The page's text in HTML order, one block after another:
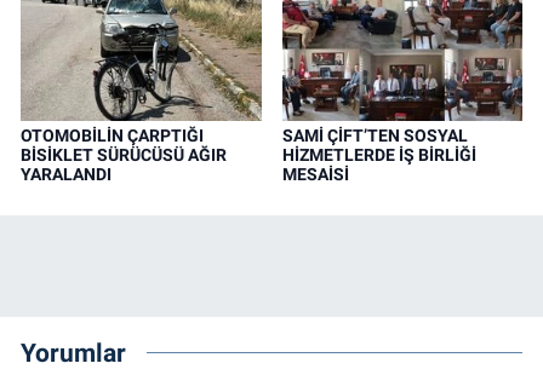
OTOMOBİLİN ÇARPTIĞI
BİSİKLET SÜRÜCÜSÜ AĞIR
YARALANDI
SAMİ ÇİFT’TEN SOSYAL
HİZMETLERDE İŞ BİRLİĞİ
MESAİSİ
Yorumlar